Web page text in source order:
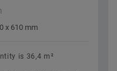
x 610 mm
is 36,4 m²